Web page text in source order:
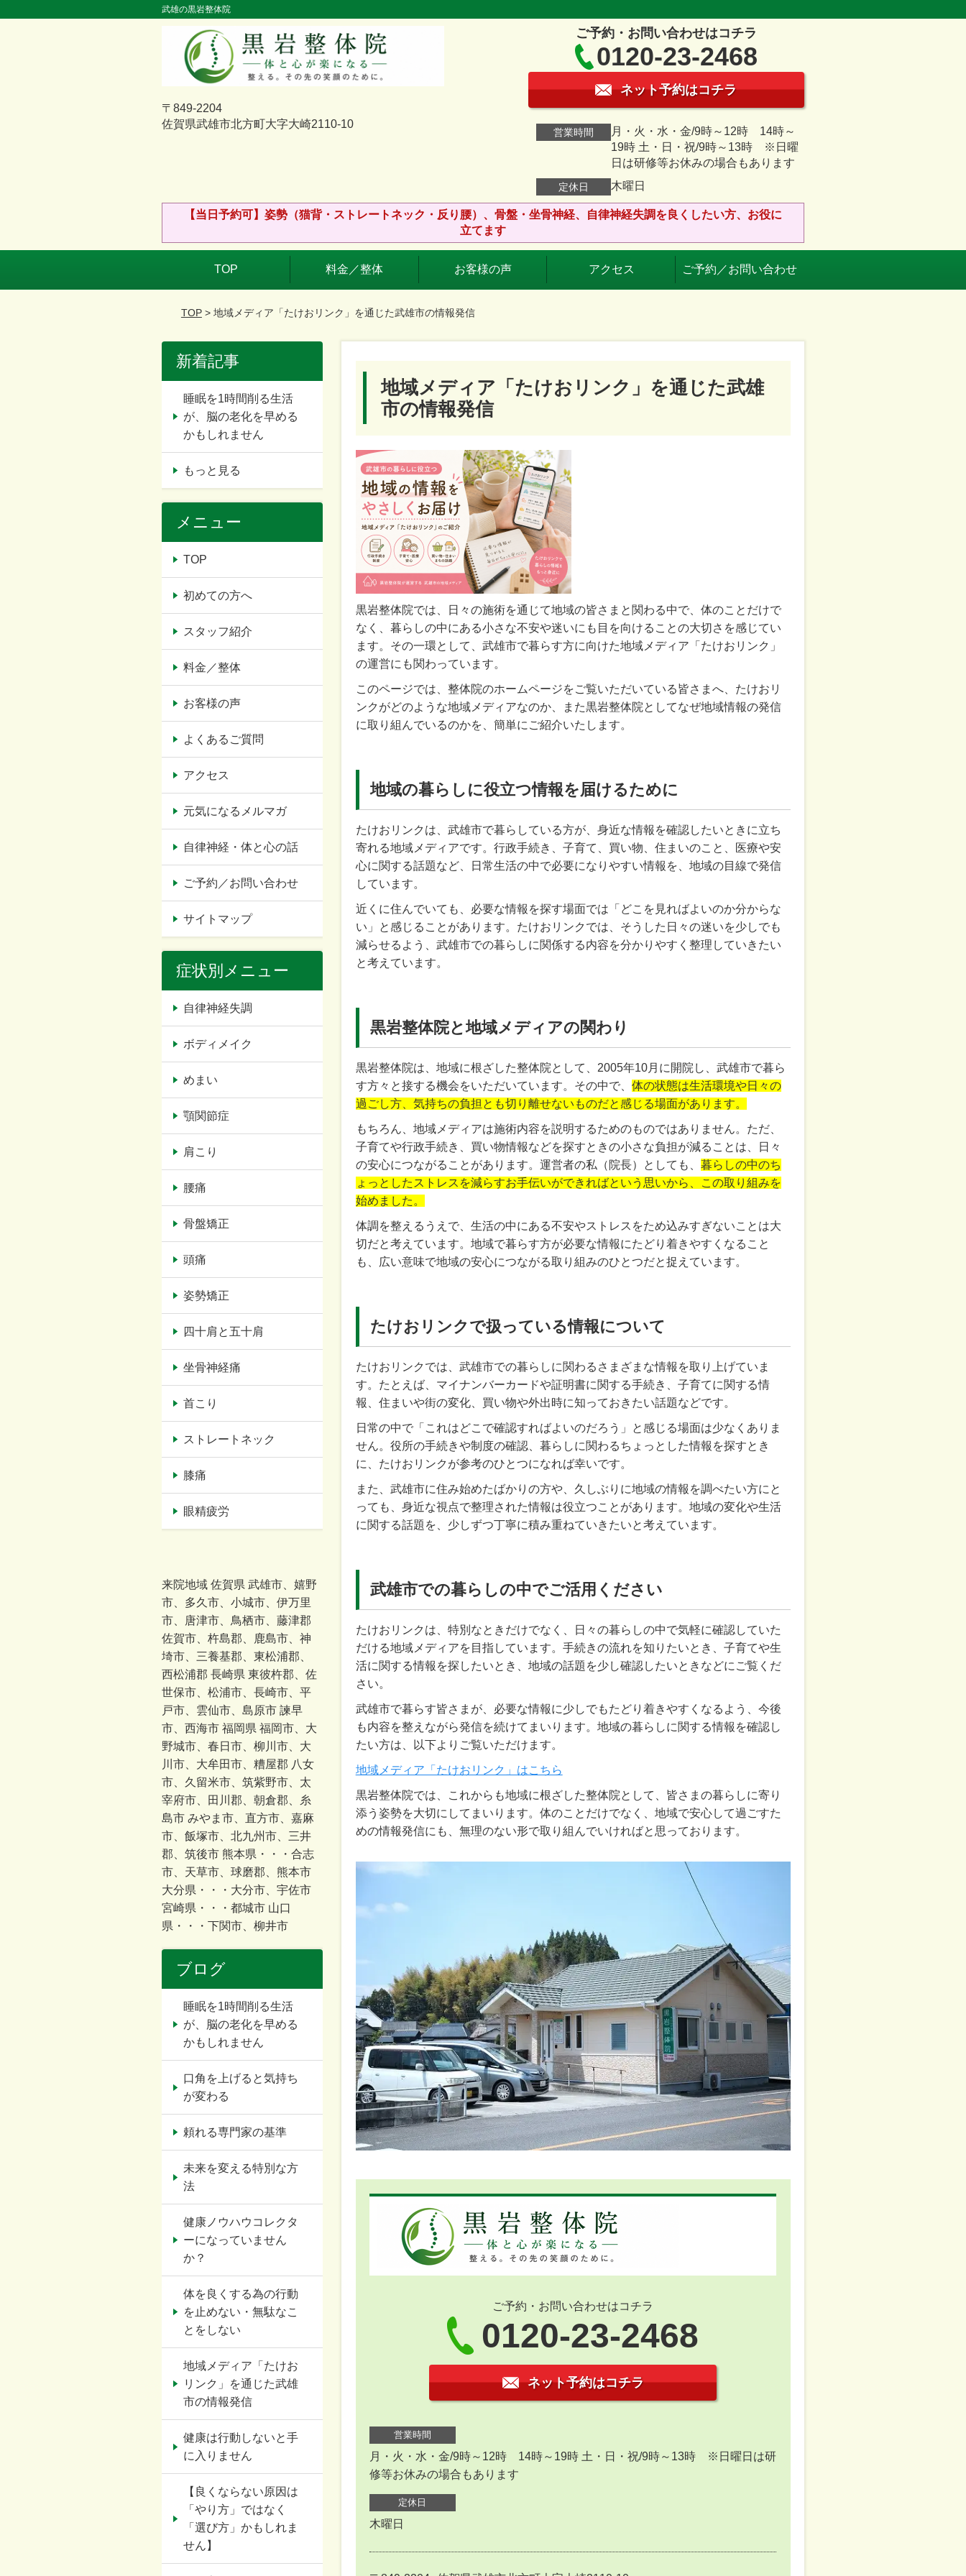
武雄の黒岩整体院
〒849-2204
佐賀県武雄市北方町大字大崎2110-10
ご予約・お問い合わせはコチラ
0120-23-2468
ネット予約はコチラ
営業時間
月・火・水・金/9時～12時 14時～
19時 土・日・祝/9時～13時 ※日曜
日は研修等お休みの場合もあります
定休日 木曜日
【当日予約可】姿勢（猫背・ストレートネック・反り腰）、骨盤・坐骨神経、自律神経失調を良くしたい方、お役に
立てます
TOP 料金／整体 お客様の声 アクセス ご予約／お問い合わせ
TOP> 地域メディア「たけおリンク」を通じた武雄市の情報発信
地域メディア「たけおリンク」を通じた武雄
市の情報発信
黒岩整体院では、日々の施術を通じて地域の皆さまと関わる中で、体のことだけで
なく、暮らしの中にある小さな不安や迷いにも目を向けることの大切さを感じてい
ます。その一環として、武雄市で暮らす方に向けた地域メディア「たけおリンク」
の運営にも関わっています。
このページでは、整体院のホームページをご覧いただいている皆さまへ、たけおリ
ンクがどのような地域メディアなのか、また黒岩整体院としてなぜ地域情報の発信
に取り組んでいるのかを、簡単にご紹介いたします。
地域の暮らしに役立つ情報を届けるために
たけおリンクは、武雄市で暮らしている方が、身近な情報を確認したいときに立ち
寄れる地域メディアです。行政手続き、子育て、買い物、住まいのこと、医療や安
心に関する話題など、日常生活の中で必要になりやすい情報を、地域の目線で発信
しています。
近くに住んでいても、必要な情報を探す場面では「どこを見ればよいのか分からな
い」と感じることがあります。たけおリンクでは、そうした日々の迷いを少しでも
減らせるよう、武雄市での暮らしに関係する内容を分かりやすく整理していきたい
と考えています。
黒岩整体院と地域メディアの関わり
黒岩整体院は、地域に根ざした整体院として、2005年10月に開院し、武雄市で暮ら
す方々と接する機会をいただいています。その中で、 体の状態は生活環境や日々の
過ごし方、気持ちの負担とも切り離せないものだと感じる場面があります。
もちろん、地域メディアは施術内容を説明するためのものではありません。ただ、
子育てや行政手続き、買い物情報などを探すときの小さな負担が減ることは、日々
の安心につながることがあります。運営者の私（院長）としても、 暮らしの中のち
ょっとしたストレスを減らすお手伝いができればという思いから、この取り組みを
始めました。
体調を整えるうえで、生活の中にある不安やストレスをため込みすぎないことは大
切だと考えています。地域で暮らす方が必要な情報にたどり着きやすくなること
も、広い意味で地域の安心につながる取り組みのひとつだと捉えています。
たけおリンクで扱っている情報について
たけおリンクでは、武雄市での暮らしに関わるさまざまな情報を取り上げていま
す。たとえば、マイナンバーカードや証明書に関する手続き、子育てに関する情
報、住まいや街の変化、買い物や外出時に知っておきたい話題などです。
日常の中で「これはどこで確認すればよいのだろう」と感じる場面は少なくありま
せん。役所の手続きや制度の確認、暮らしに関わるちょっとした情報を探すとき
に、たけおリンクが参考のひとつになれば幸いです。
また、武雄市に住み始めたばかりの方や、久しぶりに地域の情報を調べたい方にと
っても、身近な視点で整理された情報は役立つことがあります。地域の変化や生活
に関する話題を、少しずつ丁寧に積み重ねていきたいと考えています。
武雄市での暮らしの中でご活用ください
たけおリンクは、特別なときだけでなく、日々の暮らしの中で気軽に確認していた
だける地域メディアを目指しています。手続きの流れを知りたいとき、子育てや生
活に関する情報を探したいとき、地域の話題を少し確認したいときなどにご覧くだ
さい。
武雄市で暮らす皆さまが、必要な情報に少しでもたどり着きやすくなるよう、今後
も内容を整えながら発信を続けてまいります。地域の暮らしに関する情報を確認し
たい方は、以下よりご覧いただけます。
地域メディア「たけおリンク」はこちら
黒岩整体院では、これからも地域に根ざした整体院として、皆さまの暮らしに寄り
添う姿勢を大切にしてまいります。体のことだけでなく、地域で安心して過ごすた
めの情報発信にも、無理のない形で取り組んでいければと思っております。
ご予約・お問い合わせはコチラ
0120-23-2468
ネット予約はコチラ
営業時間
月・火・水・金/9時～12時 14時～19時 土・日・祝/9時～13時 ※日曜日は研
修等お休みの場合もあります
定休日
木曜日
新着記事
睡眠を1時間削る生活
が、脳の老化を早める
かもしれません
もっと見る
メニュー
TOP
初めての方へ
スタッフ紹介
料金／整体
お客様の声
よくあるご質問
アクセス
元気になるメルマガ
自律神経・体と心の話
ご予約／お問い合わせ
サイトマップ
症状別メニュー
自律神経失調
ボディメイク
めまい
顎関節症
肩こり
腰痛
骨盤矯正
頭痛
姿勢矯正
四十肩と五十肩
坐骨神経痛
首こり
ストレートネック
膝痛
眼精疲労
来院地域 佐賀県 武雄市、嬉野
市、多久市、小城市、伊万里
市、唐津市、鳥栖市、藤津郡
佐賀市、杵島郡、鹿島市、神
埼市、三養基郡、東松浦郡、
西松浦郡 長崎県 東彼杵郡、佐
世保市、松浦市、長崎市、平
戸市、雲仙市、島原市 諫早
市、西海市 福岡県 福岡市、大
野城市、春日市、柳川市、大
川市、大牟田市、糟屋郡 八女
市、久留米市、筑紫野市、太
宰府市、田川郡、朝倉郡、糸
島市 みやま市、直方市、嘉麻
市、飯塚市、北九州市、三井
郡、筑後市 熊本県・・・合志
市、天草市、球磨郡、熊本市
大分県・・・大分市、宇佐市
宮崎県・・・都城市 山口
県・・・下関市、柳井市
ブログ
睡眠を1時間削る生活
が、脳の老化を早める
かもしれません
口角を上げると気持ち
が変わる
頼れる専門家の基準
未来を変える特別な方
法
健康ノウハウコレクタ
ーになっていません
か？
体を良くする為の行動
を止めない・無駄なこ
とをしない
地域メディア「たけお
リンク」を通じた武雄
市の情報発信
健康は行動しないと手
に入りません
【良くならない原因は
「やり方」ではなく
「選び方」かもしれま
せん】